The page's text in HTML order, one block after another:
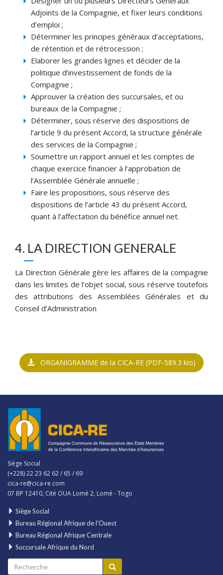
Adjoints de la Compagnie, et fixer leurs conditions
d’emploi ;
Déterminer les principes généraux d’acceptations,
de rétention et de rétrocession ;
Elaborer les grandes lignes et décider de la
politique d’investissement de fonds de la
Compagnie ;
Approuver la création des succursales, et ou
bureaux de la Compagnie ;
Déterminer, sous réserve des dispositions de
l’article 9 du présent Accord, la structure générale
des services de la Compagnie ;
Soumettre un rapport annuel et les comptes de
chaque exercice financier à l’approbation de
l’Assemblée Générale annuelle ;
Faire les propositions, sous réserve des
dispositions de l’article 43 du présent Accord,
quant à l’affectation du bénéfice annuel net.
4. LA DIRECTION GENERALE
La Direction Générale gère les affaires de la compagnie
dans les limites de l’objet social, sous réserve toutefois
des attributions des Assemblées Générales et du
Conseil d’Administration
ORGANIGRAMME de la CICA-RE (PDF-589.3 kio)
Siège Social
(+228) 22 23 62 62 / 65 / 69
cica-re@cica-re.com
07 BP 12410, Cité OUA Lomé 2, Lomé - Togo
Siège Social
Bureau Régional Afrique de l'Ouest
Bureau Régional Afrique Centrale
Succursale Afrique du Nord